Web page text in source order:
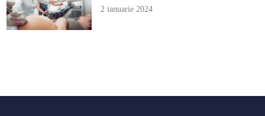
2 ianuarie 2024